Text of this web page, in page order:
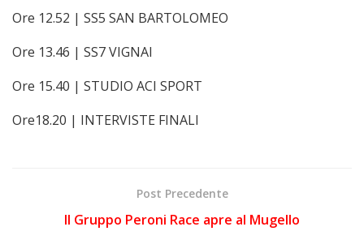
Ore 12.52 | SS5 SAN BARTOLOMEO
Ore 13.46 | SS7 VIGNAI
Ore 15.40 | STUDIO ACI SPORT
Ore18.20 | INTERVISTE FINALI
Post Precedente
Il Gruppo Peroni Race apre al Mugello